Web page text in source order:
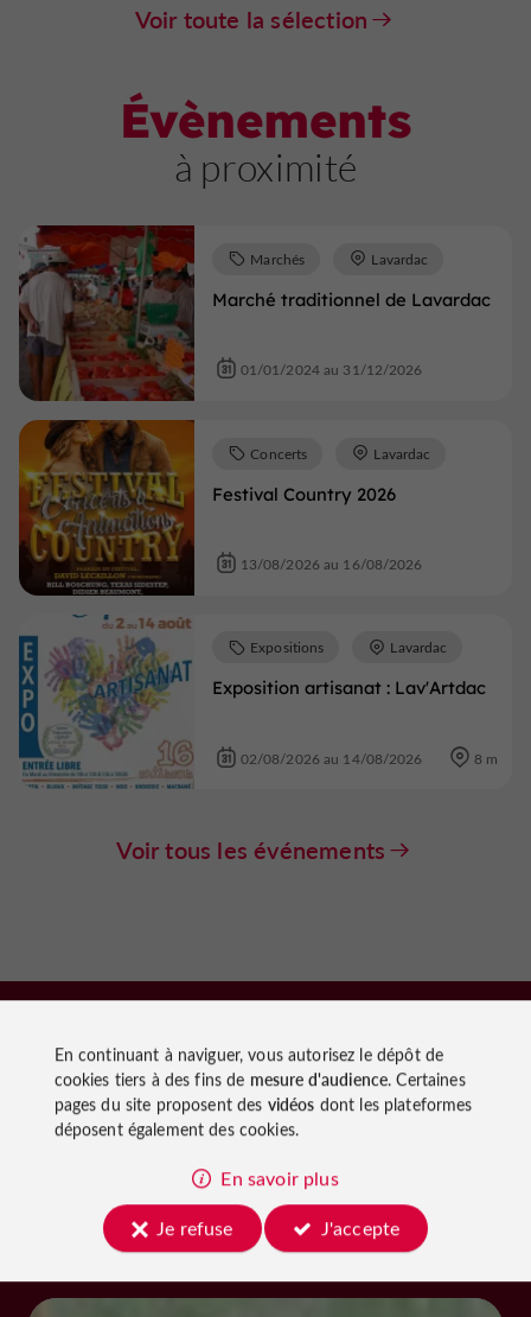
Voir toute la sélection
Évènements
à proximité
Marché traditionnel de Lavardac
Marchés Lavardac
01/01/2024 au 31/12/2026
Festival Country 2026
Concerts Lavardac
13/08/2026 au 16/08/2026
Exposition artisanat : Lav'Artdac
Expositions Lavardac
02/08/2026 au 14/08/2026 8 m
Voir tous les événements
À découvrir
aux
alentours
Découvrir S'informer
En continuant à naviguer, vous autorisez le dépôt de
cookies tiers à des fins de mesure d'audience. Certaines
pages du site proposent des vidéos dont les plateformes
déposent également des cookies.
En savoir plus
Je refuse
J'accepte